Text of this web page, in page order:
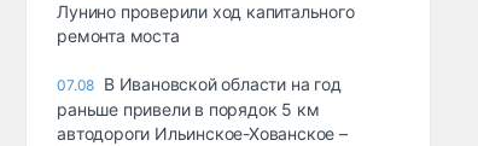
Лунино проверили ход капитального
ремонта моста
07.08 В Ивановской области на год
раньше привели в порядок 5 км
автодороги Ильинское-Хованское –